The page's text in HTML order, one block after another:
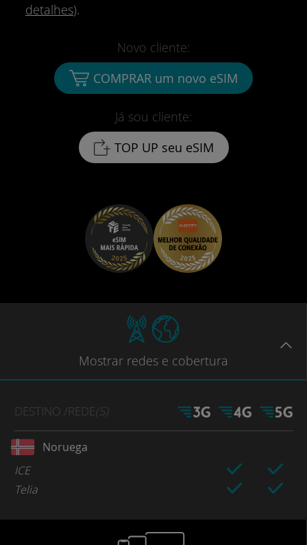
detalhes).
Já sou cliente:
TOP UP seu eSIM
Novo cliente:
COMPRAR um novo eSIM
Mostrar redes e cobertura
DESTINO /REDE(S)
Noruega
ICE
Telia